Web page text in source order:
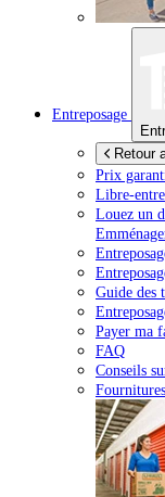
Entreposage
Retour
Prix
Libre-
Louez un
Guide des
Payer ma
FAQ
Conseils